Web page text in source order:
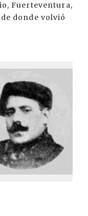
Fuerteventura,
donde volvió